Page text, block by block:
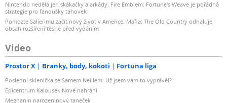
Nintendo nedělá jen skákačky a arkády. Fire Emblem: Fortune's Weave je pořádná
strategie pro fanoušky tahovek
Pomozte Salierimu začít nový život v Americe. Mafia: The Old Country odhaluje
obsah rozšíření těsně před vydáním
Video
Prostor X Branky, body, kokoti Fortuna liga
Poslední sklenička se Samem Neillem: Už jsem vám to vyprávěl?
Epicentrum Kalousek Nové nahrání
Meghanin narozeninový taneček